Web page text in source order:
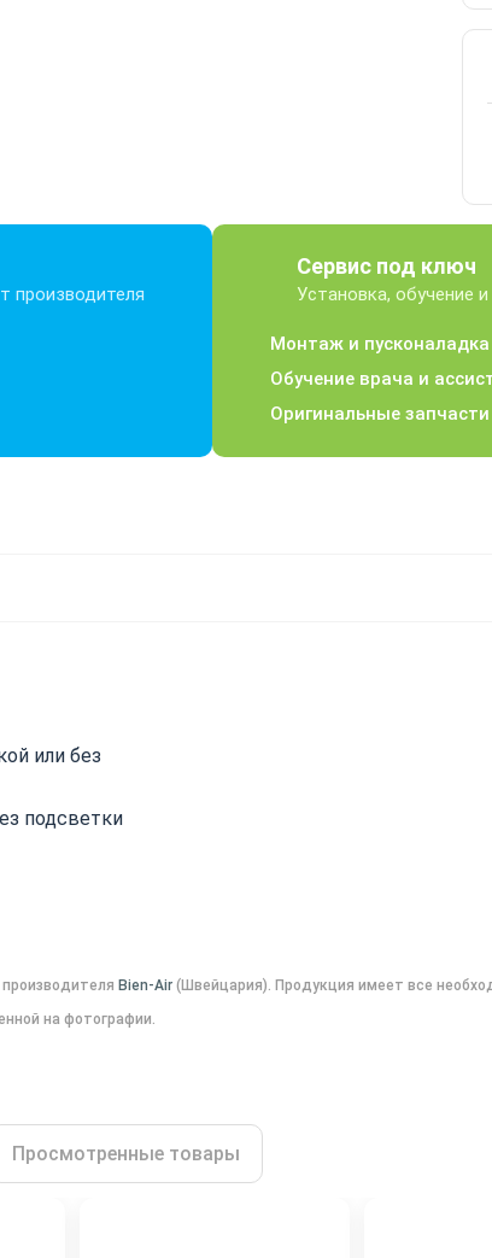
производителя
Сервис под ключ
Установка, обучение
Монтаж и
Обучение врача и
Оригинальные
или без
подсветки
Bien-Air (Швейцария). Продукция имеет все
на фотографии.
Просмотренные товары